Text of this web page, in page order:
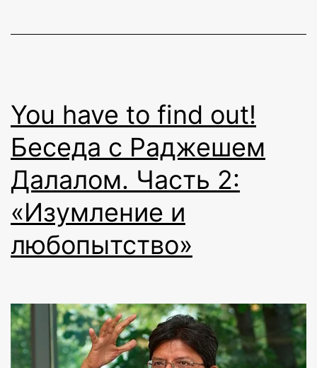
You have to find out!
Беседа с Раджешем
Далалом. Часть 2:
«Изумление и
любопытство»